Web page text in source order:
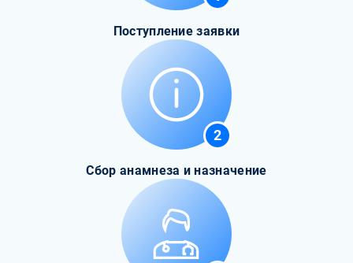
Поступление заявки
2
Сбор анамнеза и назначение